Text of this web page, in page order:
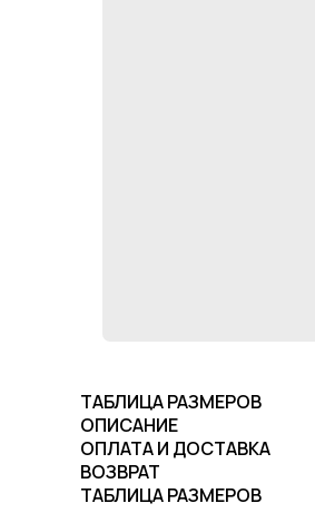
ТАБЛИЦА РАЗМЕРОВ
ОПИСАНИЕ
ОПЛАТА И ДОСТАВКА
ВОЗВРАТ
ТАБЛИЦА РАЗМЕРОВ